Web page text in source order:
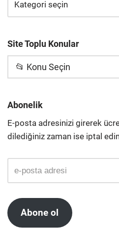
Site Toplu Konular
📂 Konu Seçin
Abonelik
E-posta adresinizi girerek
dilediğiniz zaman ise iptal
Abone ol